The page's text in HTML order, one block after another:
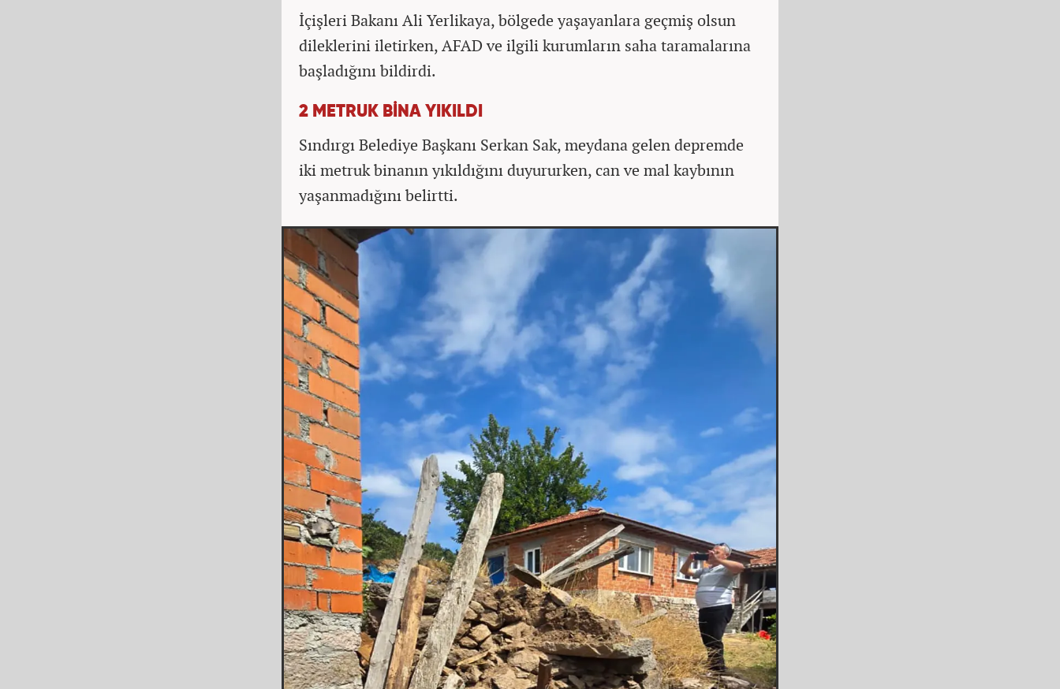
İçişleri Bakanı Ali Yerlikaya, bölgede yaşayanlara geçmiş olsun
dileklerini iletirken, AFAD ve ilgili kurumların saha taramalarına
başladığını bildirdi.
2 METRUK BİNA YIKILDI
Sındırgı Belediye Başkanı Serkan Sak, meydana gelen depremde
iki metruk binanın yıkıldığını duyururken, can ve mal kaybının
yaşanmadığını belirtti.